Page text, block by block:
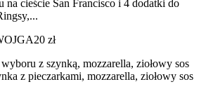
na cieście San Francisco i 4 dodatki do
20 zł
z szynką, mozzarella, ziołowy sos
z pieczarkami, mozzarella, ziołowy sos